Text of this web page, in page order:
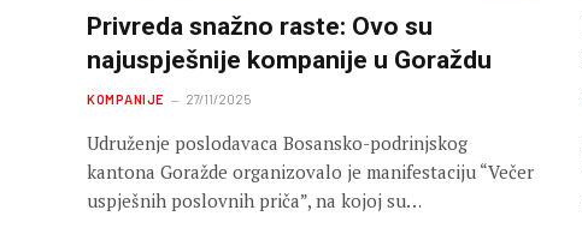
Privreda snažno raste: Ovo su
najuspješnije kompanije u Goraždu
KOMPANIJE 27/11/2025
Udruženje poslodavaca Bosansko-podrinjskog
kantona Goražde organizovalo je manifestaciju “Večer
uspješnih poslovnih priča”, na kojoj su…